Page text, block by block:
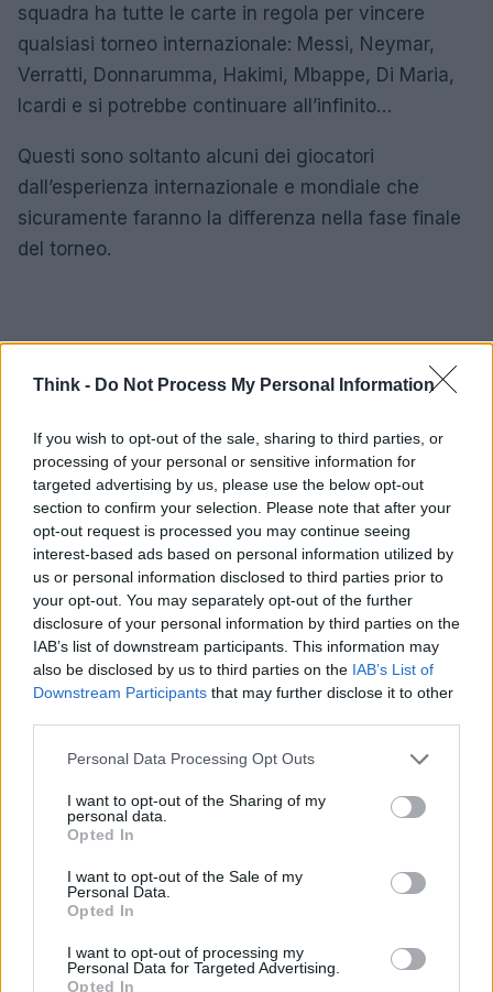
Think - Do Not Process My Personal Information
If you wish to opt-out of the sale, sharing to third parties, or
processing of your personal or sensitive information for
targeted advertising by us, please use the below opt-out
section to confirm your selection. Please note that after your
opt-out request is processed you may continue seeing
interest-based ads based on personal information utilized by
us or personal information disclosed to third parties prior to
your opt-out. You may separately opt-out of the further
disclosure of your personal information by third parties on the
IAB’s list of downstream participants. This information may
also be disclosed by us to third parties on the IAB’s List of
Downstream Participants that may further disclose it to other
Please note that this website/app uses one or more Google
not limited to your visit or usage behaviour. You may click to
grant or deny consent to Google and its third-party tags to
use your data for below specified purposes in below Google
consent section.
Personal Data Processing Opt Outs
I want to opt-out of the Sharing of my
personal data.
Opted In
I want to opt-out of the Sale of my
Personal Data.
Opted In
I want to opt-out of processing my
Personal Data for Targeted Advertising.
Opted In
squadra ha tutte le carte in regola per vincere
qualsiasi torneo internazionale: Messi, Neymar,
Verratti, Donnarumma, Hakimi, Mbappe, Di Maria,
Icardi e si potrebbe continuare all’infinito…
Questi sono soltanto alcuni dei giocatori
dall’esperienza internazionale e mondiale che
sicuramente faranno la differenza nella fase finale
del torneo.
L’Ajax è la squadra rivelazione del torneo
La squadra olandese ha raggiunto gli ottavi di
Dortmund segnando 7 gol tra la gara di andata e
quella di ritorno, anche lo Sporting e il Besiktas
sono state piegate. Sicuramente è una squadra
molto giovane e potrebbe mancare di esperienza
per affrontare questa competizione ma
probabilmente, questo sarà il suo maggior pregio e
punto di forza.
AUTORE
Fabrizio Capecelatro